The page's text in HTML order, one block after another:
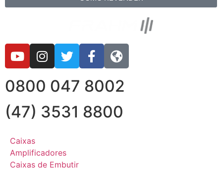
0800 047 8002
(47) 3531 8800
Caixas
Amplificadores
Caixas de Embutir